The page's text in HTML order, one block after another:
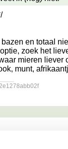
en totaal
zoek het
mieren liever
munt,
bladluis?